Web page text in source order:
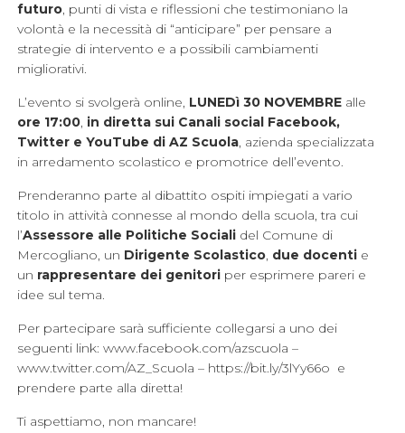
futuro, punti di vista e riflessioni che testimoniano la
volontà e la necessità di “anticipare” per pensare a
strategie di intervento e a possibili cambiamenti
migliorativi.
L’evento si svolgerà online, LUNEDì 30 NOVEMBRE alle
ore 17:00, in diretta sui Canali social Facebook,
Twitter e YouTube di AZ Scuola, azienda specializzata
in arredamento scolastico e promotrice dell’evento.
Prenderanno parte al dibattito ospiti impiegati a vario
titolo in attività connesse al mondo della scuola, tra cui
l’Assessore alle Politiche Sociali del Comune di
Mercogliano, un Dirigente Scolastico, due docenti e
un rappresentare dei genitori per esprimere pareri e
idee sul tema.
Per partecipare sarà sufficiente collegarsi a uno dei
seguenti link: www.facebook.com/azscuola –
www.twitter.com/AZ_Scuola – https://bit.ly/3lYy66o e
prendere parte alla diretta!
Ti aspettiamo, non mancare!